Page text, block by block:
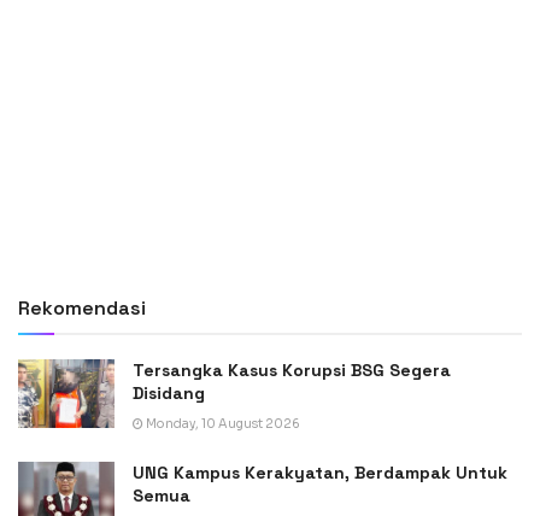
Rekomendasi
Tersangka Kasus Korupsi BSG Segera
Disidang
Monday, 10 August 2026
UNG Kampus Kerakyatan, Berdampak Untuk
Semua